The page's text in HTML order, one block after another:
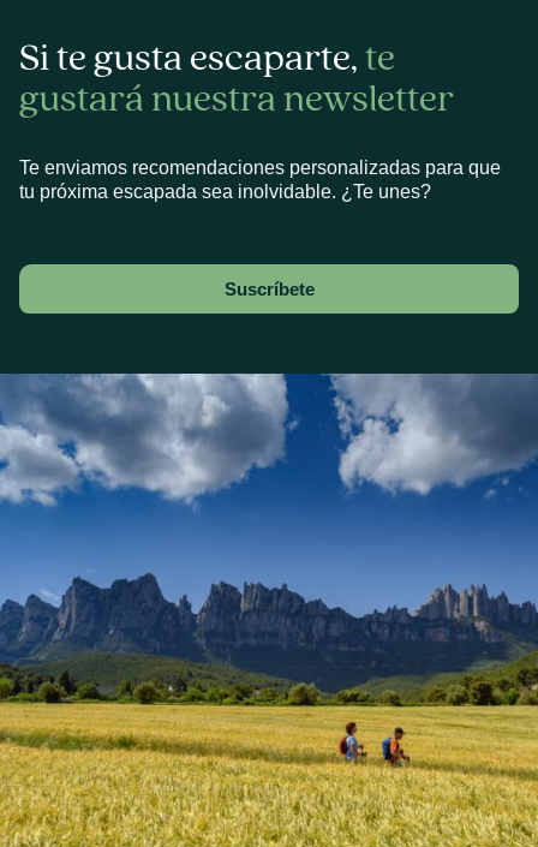
Si te gusta escaparte,te
gustará nuestra newsletter
Te enviamos recomendaciones personalizadas para que
tu próxima escapada sea inolvidable. ¿Te unes?
Suscríbete